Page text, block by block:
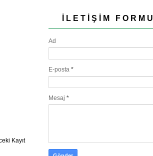
Kayıt
İLETIŞIM FORMU
Ad
E-posta *
Mesaj *